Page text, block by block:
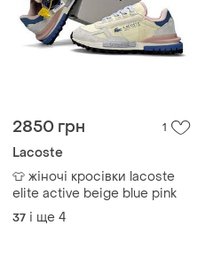
2850 грн 1
Lacoste
👕 жіночі кросівки lacoste
elite active beige blue pink
37 і ще 4